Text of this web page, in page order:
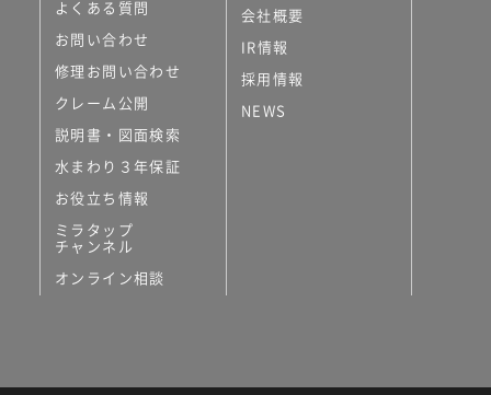
よくある質問
お問い合わせ
修理お問い合わせ
クレーム公開
説明書・図面検索
水まわり３年保証
お役立ち情報
ミラタップ
チャンネル
オンライン相談
会社概要
IR情報
採用情報
NEWS